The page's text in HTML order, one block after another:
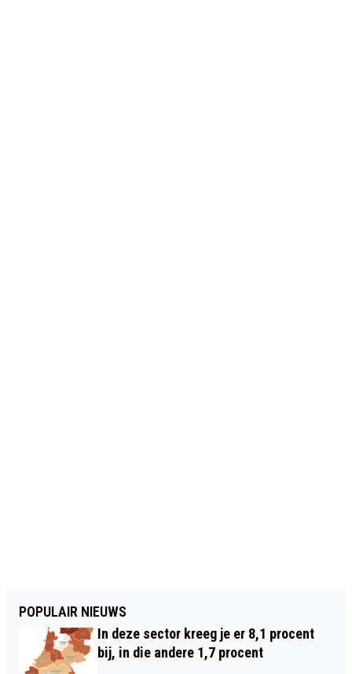
POPULAIR NIEUWS
In deze sector kreeg je er 8,1 procent
bij, in die andere 1,7 procent